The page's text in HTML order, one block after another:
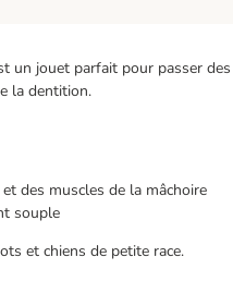
un jouet parfait pour passer
la dentition.
des muscles de la mâchoire
souple
et chiens de petite race.